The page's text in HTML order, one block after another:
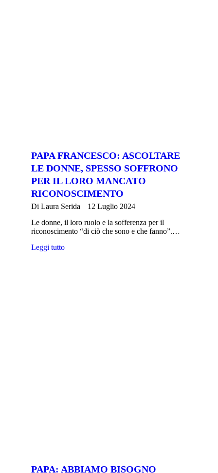
PAPA FRANCESCO: ASCOLTARE
LE DONNE, SPESSO SOFFRONO
PER IL LORO MANCATO
RICONOSCIMENTO
Di Laura Serida
12 Luglio 2024
Le donne, il loro ruolo e la sofferenza per il
riconoscimento “di ciò che sono e che fanno”.…
Leggi tutto
PAPA: ABBIAMO BISOGNO